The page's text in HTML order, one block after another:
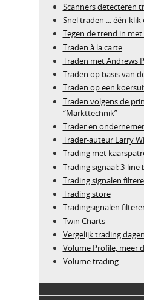
Scanners detecteren
Snel traden ... één-klik
Tegen de trend in
Traden à la carte
Traden met Andrews
Traden op basis van
Traden op een
Traden volgens de
“Markttechnik”
Trader en
Trader-auteur Larry
Trading met
Trading signaal: 3-line
Trading signalen
Trading store
Tradingsignalen
Twin Charts
Vergelijk trading dagen
Volume Profile, meer
Volume trading